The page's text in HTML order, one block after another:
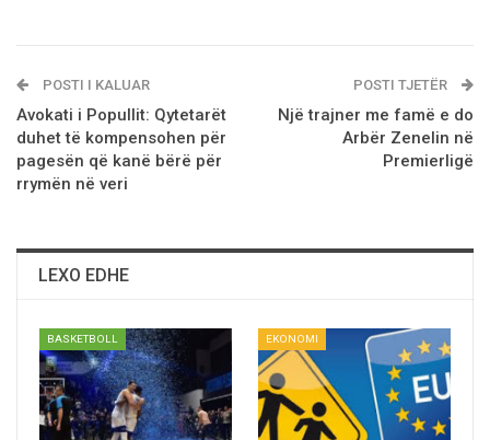
POSTI I KALUAR
Avokati i Popullit: Qytetarët
duhet të kompensohen për
pagesën që kanë bërë për
rrymën në veri
POSTI TJETËR
Njё trajner me famё e do
Arbër Zenelin në
Premierligë
LEXO EDHE
BASKETBOLL EKONOMI